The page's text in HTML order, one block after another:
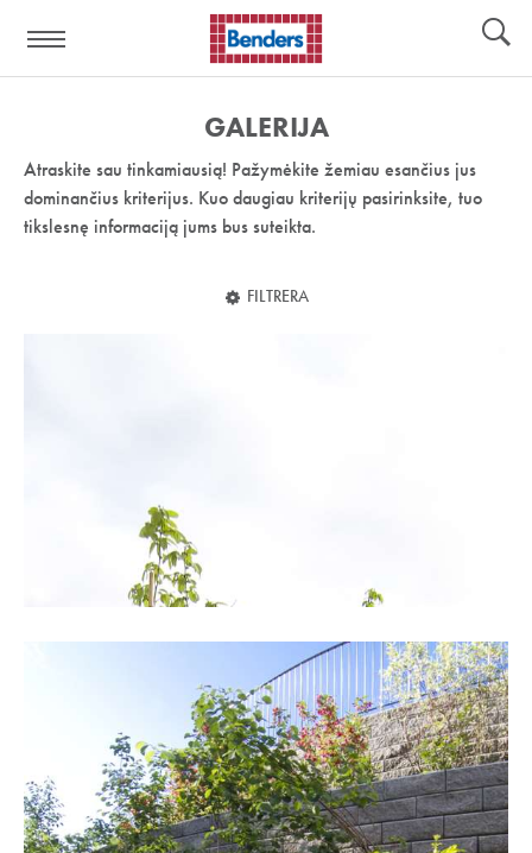
nuoroda:
GALERIJA
Atraskite sau tinkamiausią! Pažymėkite žemiau esančius jus
dominančius kriterijus. Kuo daugiau kriterijų pasirinksite, tuo
tikslesnę informaciją jums bus suteikta.
FILTRERA